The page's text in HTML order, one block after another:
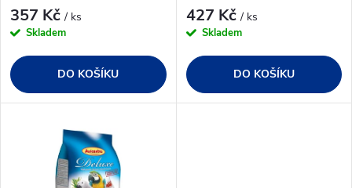
o
d
u
r
o
d
357 Kč/ ks
Skladem
DO KOŠÍKU
427 Kč/ ks
Skladem
DO KOŠÍKU